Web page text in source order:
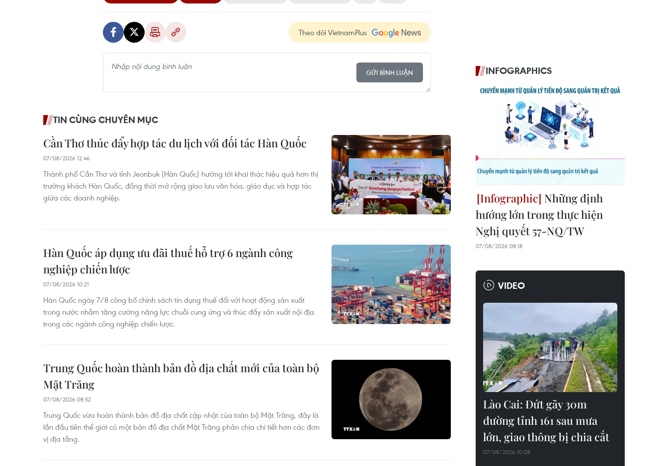
Theo dõi VietnamPlus
GỬI BÌNH LUẬN
TIN CÙNG CHUYÊN MỤC
Cần Thơ thúc đẩy hợp tác du lịch với đối tác Hàn Quốc
07/08/2026 12:46
Thành phố Cần Thơ và tỉnh Jeonbuk (Hàn Quốc) hướng tới khai thác hiệu quả hơn thị
trường khách Hàn Quốc, đồng thời mở rộng giao lưu văn hóa, giáo dục và hợp tác
giữa các doanh nghiệp.
Hàn Quốc áp dụng ưu đãi thuế hỗ trợ 6 ngành công
nghiệp chiến lược
07/08/2026 10:21
Hàn Quốc ngày 7/8 công bố chính sách tín dụng thuế đối với hoạt động sản xuất
trong nước nhằm tăng cường năng lực chuỗi cung ứng và thúc đẩy sản xuất nội địa
trong các ngành công nghiệp chiến lược.
Trung Quốc hoàn thành bản đồ địa chất mới của toàn bộ
Mặt Trăng
07/08/2026 08:52
Trung Quốc vừa hoàn thành bản đồ địa chất cập nhật của toàn bộ Mặt Trăng, đây là
lần đầu tiên thế giới có một bản đồ địa chất Mặt Trăng phân chia chi tiết hơn các đơn
vị địa tầng.
INFOGRAPHICS
Những định
hướng lớn trong thực hiện
Nghị quyết 57-NQ/TW
07/08/2026 08:18
VIDEO
Lào Cai: Đứt gãy 30m
đường tỉnh 161 sau mưa
lớn, giao thông bị chia cắt
07/08/2026 10:08